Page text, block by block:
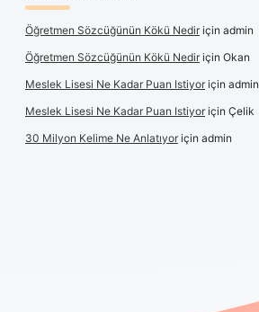
Öğretmen Sözcüğünün Kökü Nediriçin admin
Öğretmen Sözcüğünün Kökü Nediriçin Okan
Meslek Lisesi Ne Kadar Puan Istiyoriçin admin
Meslek Lisesi Ne Kadar Puan Istiyoriçin Çelik
30 Milyon Kelime Ne Anlatıyoriçin admin